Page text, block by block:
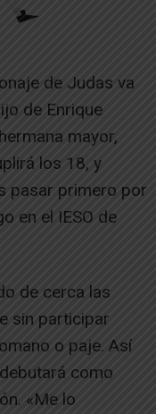
de Judas va
de Enrique
mayor,
los 18, y
pasar primero por
en el IESO de
de cerca las
sin participar
o paje. Así
como
«Me lo